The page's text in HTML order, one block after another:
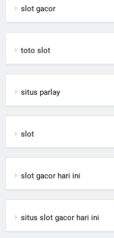
slot gacor
toto slot
situs parlay
slot
slot gacor hari ini
situs slot gacor hari ini